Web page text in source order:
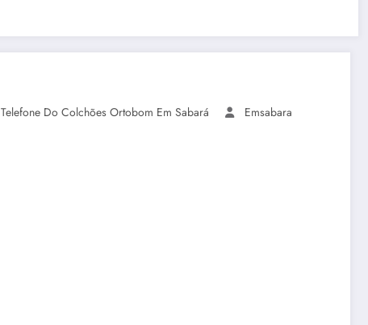
Telefone Do Colchões Ortobom Em Sabará
Emsabara